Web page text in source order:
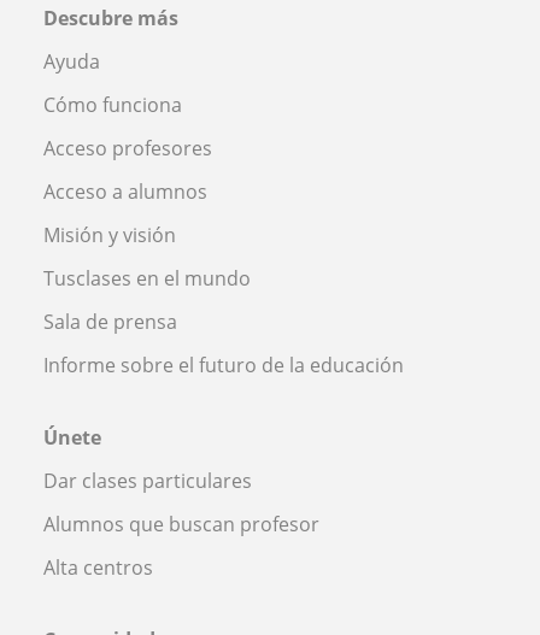
Descubre más
Ayuda
Cómo funciona
Acceso profesores
Acceso a alumnos
Misión y visión
Tusclases en el mundo
Sala de prensa
Informe sobre el futuro de la educación
Únete
Dar clases particulares
Alumnos que buscan profesor
Alta centros